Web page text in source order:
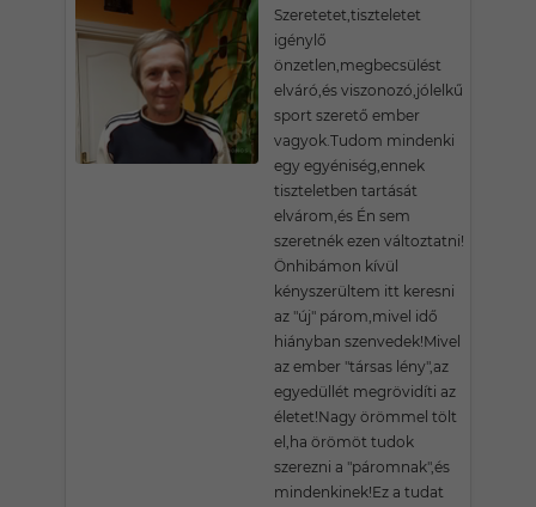
Szeretetet,tiszteletet
igénylő
önzetlen,megbecsülést
elváró,és viszonozó,jólelkű
sport szerető ember
vagyok.Tudom mindenki
egy egyéniség,ennek
tiszteletben tartását
elvárom,és Én sem
szeretnék ezen változtatni!
Önhibámon kívül
kényszerültem itt keresni
az "új" párom,mivel idő
hiányban szenvedek!Mivel
az ember "társas lény",az
egyedüllét megrövidíti az
életet!Nagy örömmel tölt
el,ha örömöt tudok
szerezni a "páromnak",és
mindenkinek!Ez a tudat